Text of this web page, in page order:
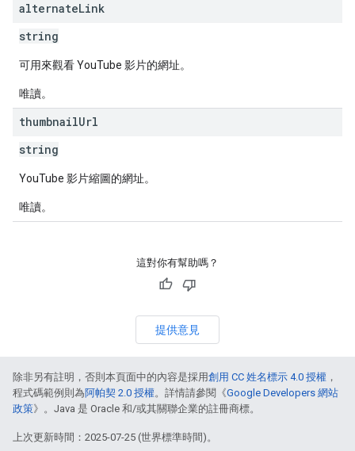
alternateLink
string
可用來觀看 YouTube 影片的網址。
唯讀。
thumbnailUrl
string
YouTube 影片縮圖的網址。
唯讀。
這對你有幫助嗎？
提供意見
除非另有註明，否則本頁面中的內容是採用創用 CC 姓名標示 4.0 授權 ，
程式碼範例則為阿帕契 2.0 授權。詳情請參閱《Google Developers 網站
政策》。Java 是 Oracle 和/或其關聯企業的註冊商標。
上次更新時間：2025-07-25 (世界標準時間)。